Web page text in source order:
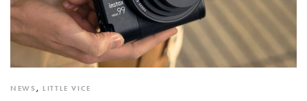
NEWS , LITTLE VICE